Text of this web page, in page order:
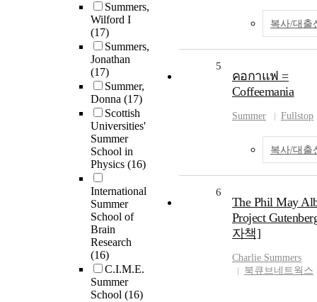
Summers,
Wilford I
(17)
Summers,
Jonathan
(17)
Summer,
Donna (17)
Scottish
Universities'
Summer
School in
Physics (16)
International
Summer
School of
Brain
Research
(16)
C.I.M.E.
Summer
School (16)
복사/대출
5
คอกาแฟ =
Coffeemania
Summer Fullstop
복사/대출
6
The Phil May
Project
자책]
Charlie Summers
북큐브네트웍스